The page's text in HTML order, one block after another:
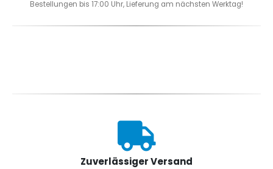
Bestellungen bis 17:00 Uhr, Lieferung am nächsten Werktag!
Zuverlässiger Versand